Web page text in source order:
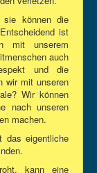
können die
ist
mit unserem
auch
und die
wir mit unseren
Wir können
nach unseren
machen.
das eigentliche
kann eine